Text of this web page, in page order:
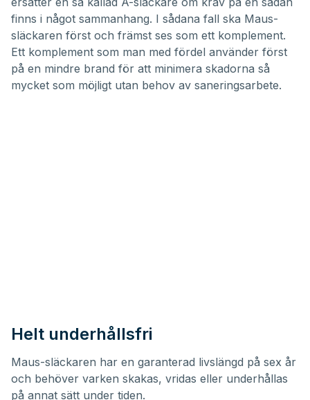
finns i något sammanhang. I sådana fall ska Maus-
släckaren först och främst ses som ett komplement.
Ett komplement som man med fördel använder först
på en mindre brand för att minimera skadorna så
mycket som möjligt utan behov av saneringsarbete.
Helt underhållsfri
Maus-släckaren har en garanterad livslängd på sex år
och behöver varken skakas, vridas eller underhållas
på annat sätt under tiden.